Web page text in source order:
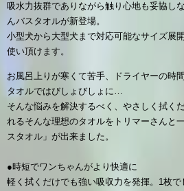
吸水力抜群でありながら触り心地も妥協し
んバスタオルが新登場。
小型犬から大型犬まで対応可能なサイズ展
使い頂けます。
お風呂上りが寒くて苦手、ドライヤーの時
タオルではびしょびしょに…
そんな悩みを解決するべく、やさしく拭く
れるそんな理想のタオルをトリマーさんと
スタオル」が出来ました。
●時短でワンちゃんがより快適に
軽く拭くだけでも強い吸収力を発揮。1枚